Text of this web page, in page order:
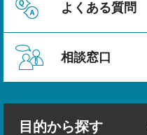
よくある質問
相談窓口
目的から探す